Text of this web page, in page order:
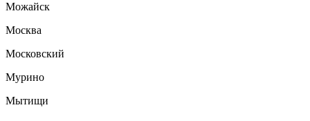
Можайск
Москва
Московский
Мурино
Мытищи